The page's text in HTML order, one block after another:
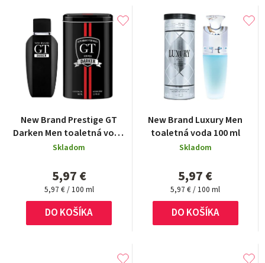
New Brand Prestige GT
Darken Men toaletná voda
100 ml
Skladom
5,97 €
Jednotková
cena:
5,97 € / 100 ml
DO KOŠÍKA
New Brand Luxury Men
toaletná voda 100 ml
Skladom
5,97 €
Jednotková
cena:
5,97 € / 100 ml
DO KOŠÍKA